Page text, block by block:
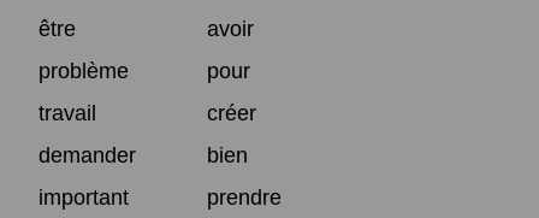
être
avoir
problème
pour
travail
créer
demander
bien
important
prendre